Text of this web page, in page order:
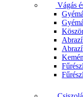
Vágás